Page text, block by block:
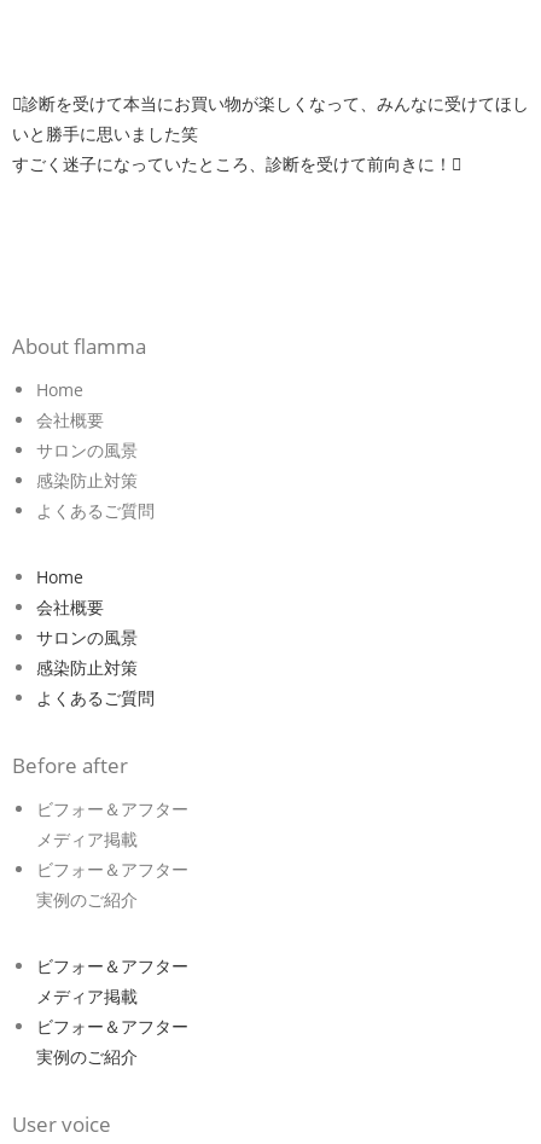
診断を受けて本当にお買い物が楽しくなって、みんなに受けてほし
いと勝手に思いました笑
すごく迷子になっていたところ、診断を受けて前向きに！
About flamma
Home
会社概要
サロンの風景
感染防止対策
よくあるご質問
Home
会社概要
サロンの風景
感染防止対策
よくあるご質問
Before after
ビフォー＆アフター
メディア掲載
ビフォー＆アフター
実例のご紹介
ビフォー＆アフター
メディア掲載
ビフォー＆アフター
実例のご紹介
User voice